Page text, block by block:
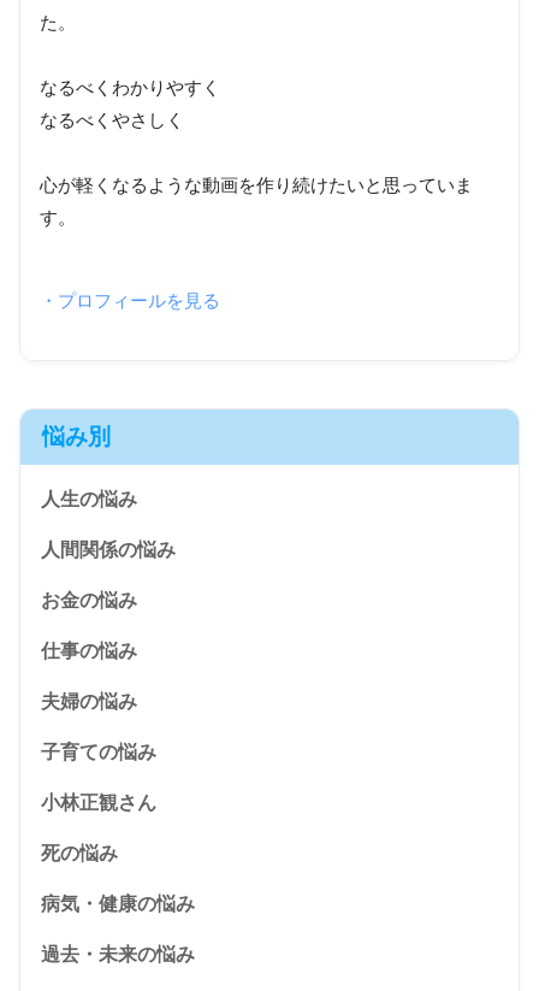
た。
なるべくわかりやすく
なるべくやさしく
心が軽くなるような動画を作り続けたいと思っていま
す。
・プロフィールを見る
悩み別
人生の悩み
人間関係の悩み
お金の悩み
仕事の悩み
夫婦の悩み
子育ての悩み
小林正観さん
死の悩み
病気・健康の悩み
過去・未来の悩み